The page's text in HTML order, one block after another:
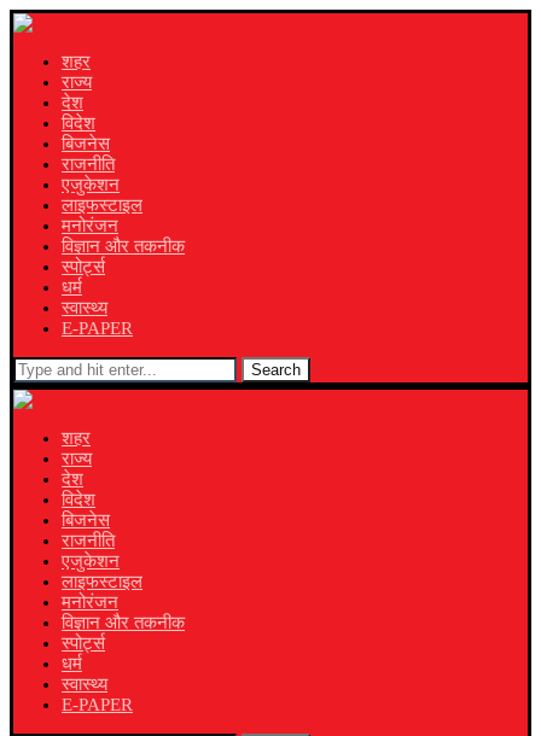
शहर
राज्य
देश
विदेश
बिजनेस
राजनीति
एजुकेशन
लाइफस्टाइल
मनोरंजन
विज्ञान और तकनीक
स्पोर्ट्स
धर्म
स्वास्थ्य
E-PAPER
Search
शहर
राज्य
देश
विदेश
बिजनेस
राजनीति
एजुकेशन
लाइफस्टाइल
मनोरंजन
विज्ञान और तकनीक
स्पोर्ट्स
धर्म
स्वास्थ्य
E-PAPER